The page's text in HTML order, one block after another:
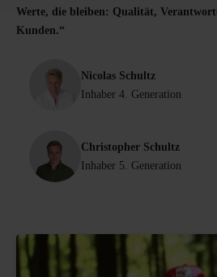
Werte, die bleiben: Qualität,
Kunden.“
Nicolas Schultz
Inhaber 4. Generation
Christopher Schultz
Inhaber 5. Generation